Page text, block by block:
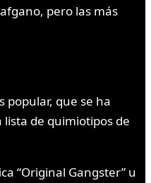
pero las más
popular, que se ha
de quimiotipos de
“Original Gangster” u